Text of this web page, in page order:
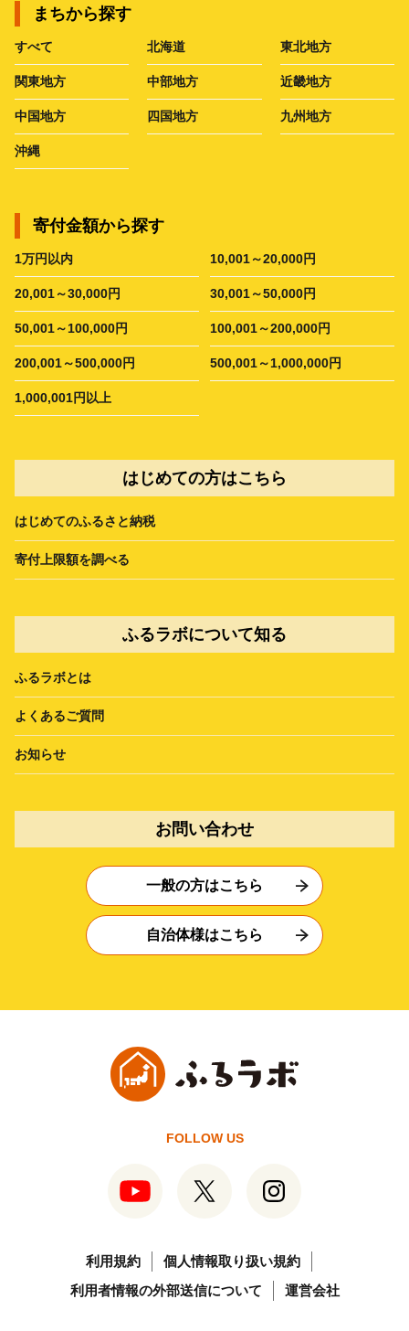
まちから探す
すべて 北海道 東北地方
関東地方 中部地方 近畿地方
中国地方 四国地方 九州地方
沖縄
寄付金額から探す
1万円以内 10,001～20,000円
20,001～30,000円 30,001～50,000円
50,001～100,000円 100,001～200,000円
200,001～500,000円 500,001～1,000,000円
1,000,001円以上
はじめての方はこちら
はじめてのふるさと納税
寄付上限額を調べる
ふるラボについて知る
ふるラボとは
よくあるご質問
お知らせ
お問い合わせ
一般の方はこちら
自治体様はこちら
FOLLOW US
利用規約
個人情報取り扱い規約
利用者情報の外部送信について
運営会社